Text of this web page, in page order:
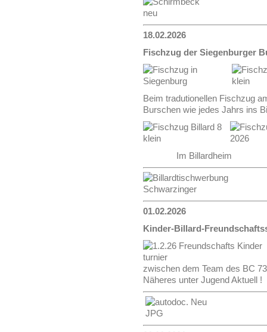
18.02.2026
Fischzug der Siegenburger
Beim tradutionellen Fischzug
Burschen wie jedes Jahrs ins
Im Billardheim
01.02.2026
Kinder-Billard-
zwischen dem Team des BC
Näheres unter Jugend Aktuell !